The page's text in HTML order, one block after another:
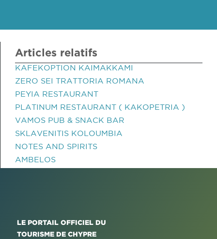
Articles relatifs
KAFEKOPTION KAIMAKKAMI
ZERO SEI TRATTORIA ROMANA
PEYIA RESTAURANT
PLATINUM RESTAURANT ( KAKOPETRIA )
VAMOS PUB & SNACK BAR
SKLAVENITIS KOLOUMBIA
NOTES AND SPIRITS
AMBELOS
LE PORTAIL OFFICIEL DU
TOURISME DE CHYPRE